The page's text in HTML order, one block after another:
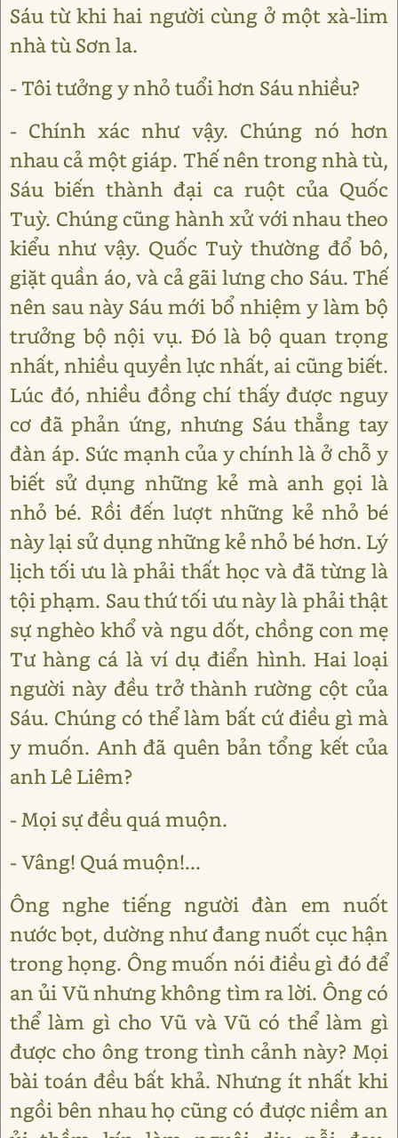
Sáu từ khi hai người cùng ở một xà-lim
nhà tù Sơn la.
- Tôi tưởng y nhỏ tuổi hơn Sáu nhiều?
- Chính xác như vậy. Chúng nó hơn
nhau cả một giáp. Thế nên trong nhà tù,
Sáu biến thành đại ca ruột của Quốc
Tuỳ. Chúng cũng hành xử với nhau theo
kiểu như vậy. Quốc Tuỳ thường đổ bô,
giặt quần áo, và cả gãi lưng cho Sáu. Thế
nên sau này Sáu mới bổ nhiệm y làm bộ
trưởng bộ nội vụ. Đó là bộ quan trọng
nhất, nhiều quyền lực nhất, ai cũng biết.
Lúc đó, nhiều đồng chí thấy được nguy
cơ đã phản ứng, nhưng Sáu thẳng tay
đàn áp. Sức mạnh của y chính là ở chỗ y
biết sử dụng những kẻ mà anh gọi là
nhỏ bé. Rồi đến lượt những kẻ nhỏ bé
này lại sử dụng những kẻ nhỏ bé hơn. Lý
lịch tối ưu là phải thất học và đã từng là
tội phạm. Sau thứ tối ưu này là phải thật
sự nghèo khổ và ngu dốt, chồng con mẹ
Tư hàng cá là ví dụ điển hình. Hai loại
người này đều trở thành rường cột của
Sáu. Chúng có thể làm bất cứ điều gì mà
y muốn. Anh đã quên bản tổng kết của
anh Lê Liêm?
- Mọi sự đều quá muộn.
- Vâng! Quá muộn!...
Ông nghe tiếng người đàn em nuốt
nước bọt, dường như đang nuốt cục hận
trong họng. Ông muốn nói điều gì đó để
an ủi Vũ nhưng không tìm ra lời. Ông có
thể làm gì cho Vũ và Vũ có thể làm gì
được cho ông trong tình cảnh này? Mọi
bài toán đều bất khả. Nhưng ít nhất khi
ngồi bên nhau họ cũng có được niềm an